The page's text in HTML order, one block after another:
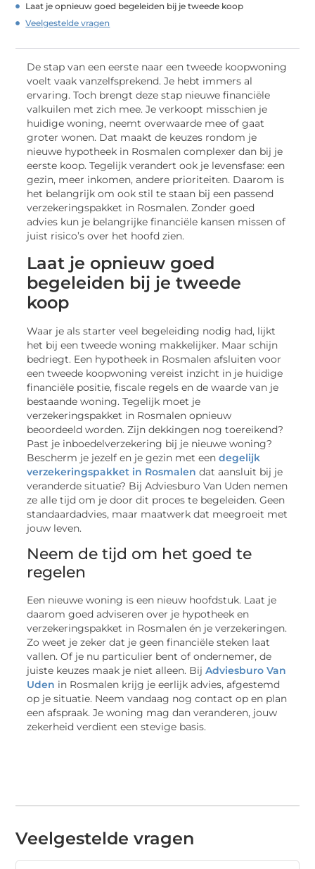
Laat je opnieuw goed begeleiden bij je tweede koop
Veelgestelde vragen
De stap van een eerste naar een tweede koopwoning
voelt vaak vanzelfsprekend. Je hebt immers al
ervaring. Toch brengt deze stap nieuwe financiële
valkuilen met zich mee. Je verkoopt misschien je
huidige woning, neemt overwaarde mee of gaat
groter wonen. Dat maakt de keuzes rondom je
nieuwe hypotheek in Rosmalen complexer dan bij je
eerste koop. Tegelijk verandert ook je levensfase: een
gezin, meer inkomen, andere prioriteiten. Daarom is
het belangrijk om ook stil te staan bij een passend
verzekeringspakket in Rosmalen. Zonder goed
advies kun je belangrijke financiële kansen missen of
juist risico’s over het hoofd zien.
Laat je opnieuw goed
begeleiden bij je tweede
koop
Waar je als starter veel begeleiding nodig had, lijkt
het bij een tweede woning makkelijker. Maar schijn
bedriegt. Een hypotheek in Rosmalen afsluiten voor
een tweede koopwoning vereist inzicht in je huidige
financiële positie, fiscale regels en de waarde van je
bestaande woning. Tegelijk moet je
verzekeringspakket in Rosmalen opnieuw
beoordeeld worden. Zijn dekkingen nog toereikend?
Past je inboedelverzekering bij je nieuwe woning?
Bescherm je jezelf en je gezin met eendegelijk
verzekeringspakket in Rosmalen dat aansluit bij je
veranderde situatie? Bij Adviesburo Van Uden nemen
ze alle tijd om je door dit proces te begeleiden. Geen
standaardadvies, maar maatwerk dat meegroeit met
jouw leven.
Neem de tijd om het goed te
regelen
Een nieuwe woning is een nieuw hoofdstuk. Laat je
daarom goed adviseren over je hypotheek en
verzekeringspakket in Rosmalen én je verzekeringen.
Zo weet je zeker dat je geen financiële steken laat
vallen. Of je nu particulier bent of ondernemer, de
juiste keuzes maak je niet alleen. BijAdviesburo Van
Uden in Rosmalen krijg je eerlijk advies, afgestemd
op je situatie. Neem vandaag nog contact op en plan
een afspraak. Je woning mag dan veranderen, jouw
zekerheid verdient een stevige basis.
Veelgestelde vragen